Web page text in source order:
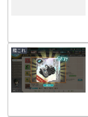
艦これ